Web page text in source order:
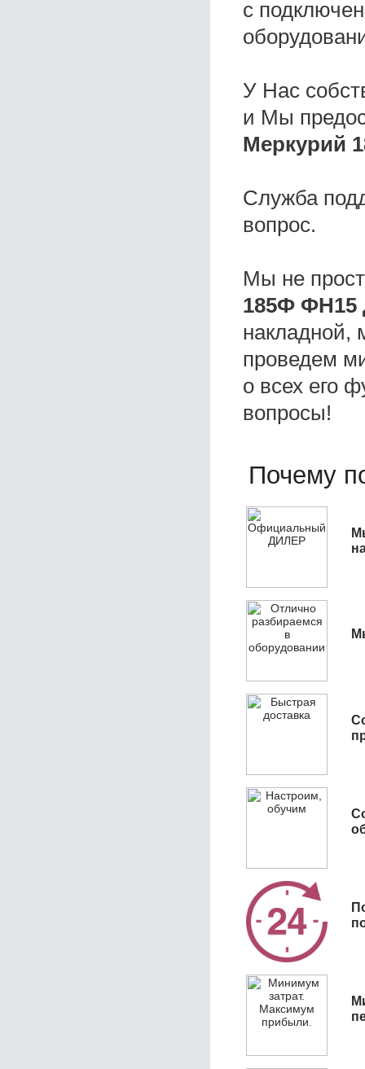
с
У Нас
и Мы
Меркурий
Служба
вопрос.
Мы не
185Ф
накладной,
проведем
о всех его
вопросы!
Почему